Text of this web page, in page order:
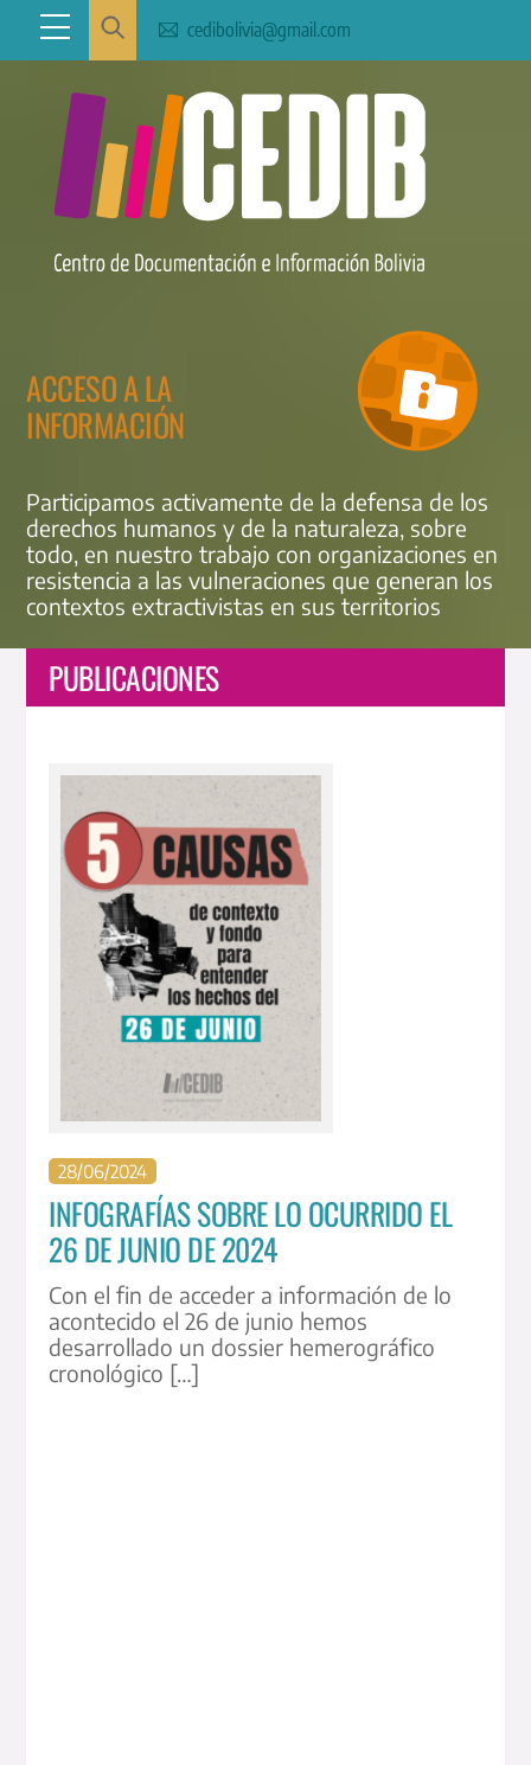
content
Menu cedibolivia@gmail.com
ACCESO A LA
INFORMACIÓN
Participamos activamente de la defensa de los
derechos humanos y de la naturaleza, sobre
todo, en nuestro trabajo con organizaciones en
resistencia a las vulneraciones que generan los
contextos extractivistas en sus territorios
PUBLICACIONES
28/06/2024
INFOGRAFÍAS SOBRE LO OCURRIDO EL
26 DE JUNIO DE 2024
Con el fin de acceder a información de lo
acontecido el 26 de junio hemos
desarrollado un dossier hemerográfico
cronológico […]